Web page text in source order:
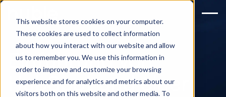
This website stores cookies on your computer.
These cookies are used to collect information
about how you interact with our website and allow
us to remember you. We use this information in
order to improve and customize your browsing
experience and for analytics and metrics about our
visitors both on this website and other media. To
Einführung von
HubSpot und einer